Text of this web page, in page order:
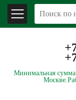
Минимальная сумма
Москве.